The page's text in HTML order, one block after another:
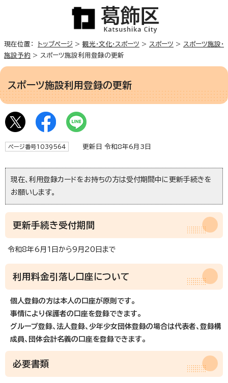
現在位置： トップページ > 観光・文化・スポーツ > スポーツ > スポーツ施設・
施設予約 > スポーツ施設利用登録の更新
スポーツ施設利用登録の更新
ページ番号1039564 更新日 令和8年6月3日
現在、利用登録カードをお持ちの方は受付期間中に更新手続きを
お願いします。
更新手続き受付期間
令和8年6月1日から9月20日まで
利用料金引落し口座について
個人登録の方は本人 の口座が原則です。
事情により保護者の口座を登録できます。
グループ登録、法人登録、少年少女団体登録の場合は代表者、登録構
成員、団体会計名義の口座を登録できます。
必要書類